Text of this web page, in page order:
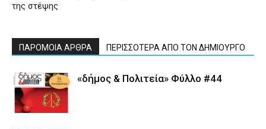
της στέψης
ΠΑΡΟΜΟΙΑ ΑΡΘΡΑ ΠΕΡΙΣΣΟΤΕΡΑ ΑΠΟ ΤΟΝ ΔΗΜΙΟΥΡΓΟ
«δήμος & Πολιτεία» Φύλλο #44